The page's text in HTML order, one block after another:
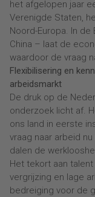
het afgelopen jaar
Verenigde Staten,
Noord-Europa. In de
China – laat de
waardoor de vraag
Flexibilisering en
arbeidsmarkt
De druk op de
onderzoek licht af.
ons land in eerste
vraag naar arbeid
dalen de
Het tekort aan
vergrijzing en lage
bedreiging voor de